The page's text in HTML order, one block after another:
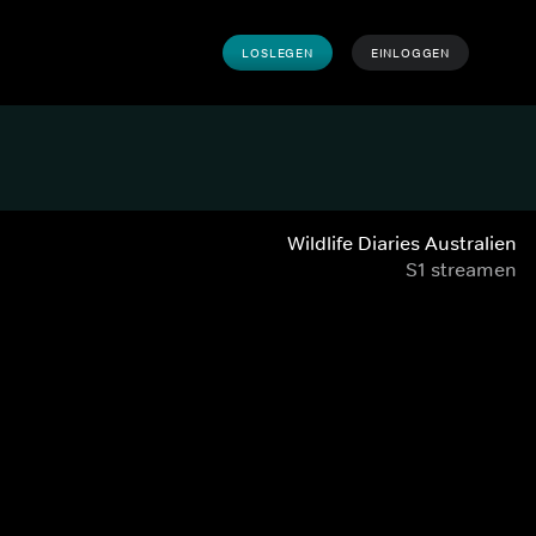
LOSLEGEN EINLOGGEN
Wildlife Diaries Australien
S1 streamen